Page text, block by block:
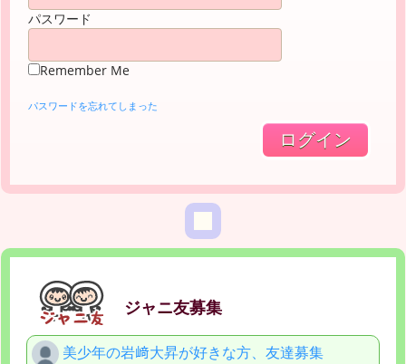
パスワード
Remember Me
パスワードを忘れてしまった
ジャニ友募集
美少年の岩﨑大昇が好きな方、友達募集